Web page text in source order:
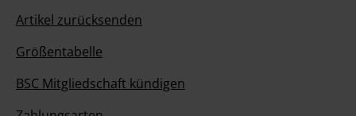
Artikel zurücksenden
Größentabelle
BSC Mitgliedschaft kündigen